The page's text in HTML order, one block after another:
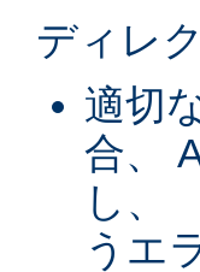
ディレ
適切
合、
し、
うエ